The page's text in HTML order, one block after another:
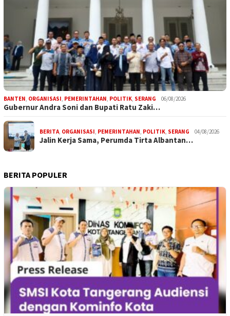
BANTEN, ORGANISASI, PEMERINTAHAN, POLITIK, SERANG 06/08/2026
Gubernur Andra Soni dan Bupati Ratu Zaki…
BERITA, ORGANISASI, PEMERINTAHAN, POLITIK, SERANG 04/08/2026
Jalin Kerja Sama, Perumda Tirta Albantan…
BERITA POPULER